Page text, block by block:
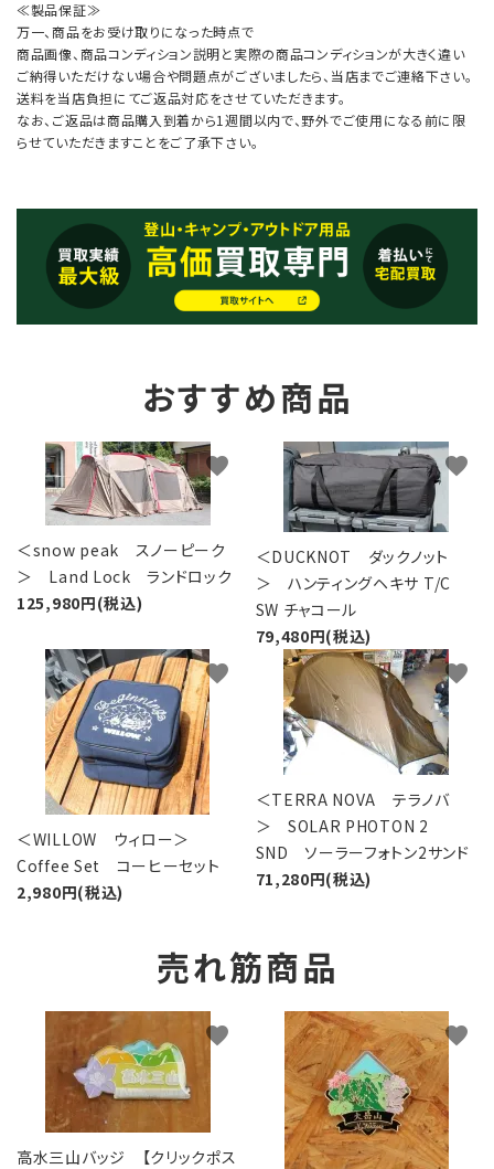
≪製品保証≫
万一、商品をお受け取りになった時点で
商品画像、商品コンディション説明と実際の商品コンディションが大きく違い
ご納得いただけない場合や問題点がございましたら、当店までご連絡下さい。
送料を当店負担にてご返品対応をさせていただきます。
なお、ご返品は商品購入到着から1週間以内で、野外でご使用になる前に限
らせていただきますことをご了承下さい。
おすすめ商品
＜snow peak スノーピーク
＞ Land Lock ランドロック
125,980円(税込)
favorite
＜DUCKNOT ダックノット
＞ ハンティングヘキサ T/C
SW チャコール
79,480円(税込)
favorite
＜WILLOW ウィロー＞
Coffee Set コーヒーセット
2,980円(税込)
favorite
＜TERRA NOVA テラノバ
＞ SOLAR PHOTON 2
SND ソーラーフォトン2サンド
71,280円(税込)
favorite
売れ筋商品
高水三山バッジ 【クリックポス
favorite favorite